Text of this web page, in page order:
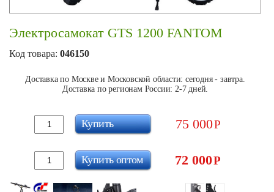
Электросамокат GTS 1200 FANTOM
Код товара: 046150
Доставка по Москве и Московской области: сегодня - завтра.
Доставка по регионам России: 2-7 дней.
75 000Р
Купить
72 000Р
Купить оптом